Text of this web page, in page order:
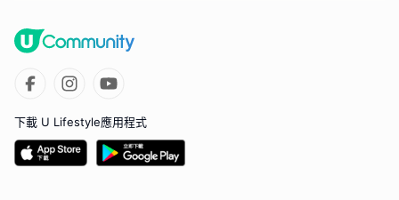
下載 U Lifestyle應用程式